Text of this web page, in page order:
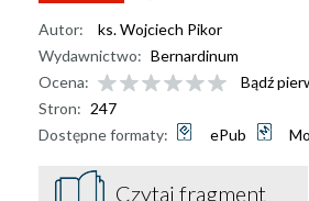
Autor:
ks. Wojciech Pikor
Wydawnictwo: Bernardinum
Ocena:
Bądź
Stron: 247
Dostępne formaty:
ePub
Czytaj fragment